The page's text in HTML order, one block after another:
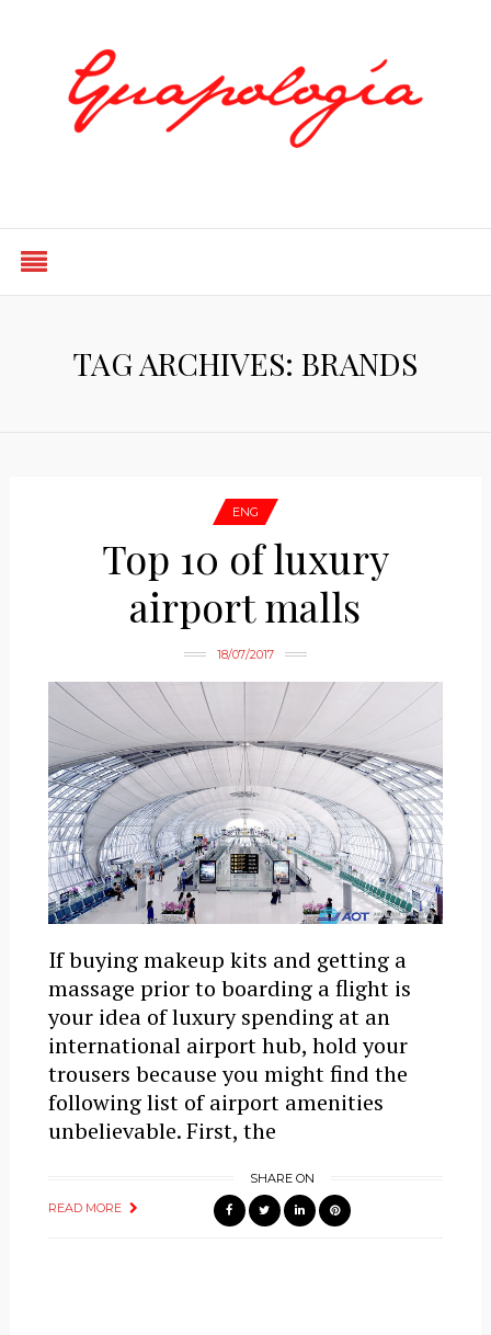
TAG ARCHIVES: BRANDS
ENG
Top 10 of luxury
airport malls
18/07/2017
If buying makeup kits and getting a
massage prior to boarding a flight is
your idea of luxury spending at an
international airport hub, hold your
trousers because you might find the
following list of airport amenities
unbelievable. First, the
READ MORE
SHARE ON